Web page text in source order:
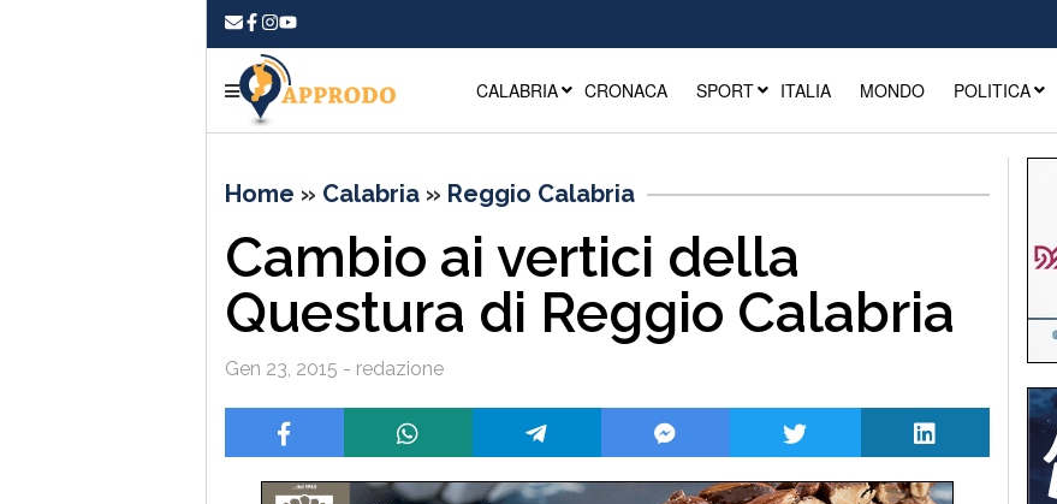
CALABRIA CRONACA SPORT ITALIA MONDO POLITICA
Home » Calabria » Reggio Calabria
Cambio ai vertici della
Questura di Reggio Calabria
Gen 23, 2015 - redazione